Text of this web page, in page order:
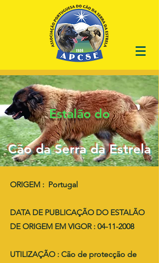
Cão da Serra da Estrela
Estalão do
ORIGEM : Portugal
DATA DE PUBLICAÇÃO DO ESTALÃO
DE ORIGEM EM VIGOR : 04-11-2008
UTILIZAÇÃO : Cão de protecção de